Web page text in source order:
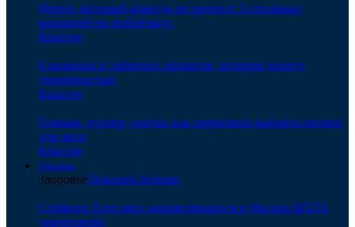
Френч, который никогда не надоест: 5 стильных
вариаций на любой вкус
Красота
8 кожаных и табачных ароматов, которые пахнут
уверенностью
Красота
Гоммаж, роллер, скатка: как правильно выбрать пилинг
для лица
Красота
Здоровье
ЗдоровьеПоказать больше
Собянин: Еще пять направлявшихся к Москве БПЛА
уничтожено